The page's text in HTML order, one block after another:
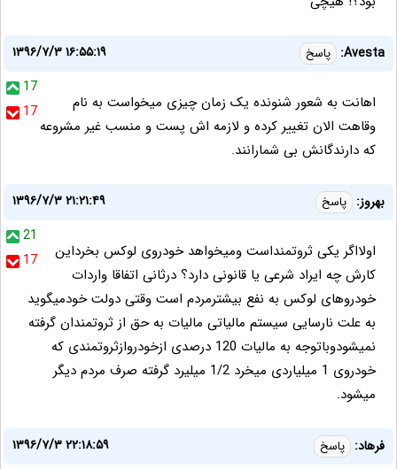
Avesta: پاسخ
۱۳۹۶/۷/۳ ۱۶:۵۵:۱۹
17
17
اهانت به شعور شنونده یک زمان چیزی میخواست به نام
وقاهت الان تغییر کرده و لازمه اش پست و منسب غیر مشروعه
که دارندگانش بی شمارانند.
بهروز: پاسخ
۱۳۹۶/۷/۳ ۲۱:۲۱:۴۹
21
17
اولااگر یکی ثروتمنداست ومیخواهد خودروی لوکس بخرداین
کارش چه ایراد شرعی یا قانونی دارد؟ درثانی اتفاقا واردات
خودروهای لوکس به نفع بیشترمردم است وقتی دولت خودمیگوید
به علت نارسایی سیستم مالیاتی مالیات به حق از ثروتمندان گرفته
نمیشودوباتوجه به مالیات 120 درصدی ازخودروازثروتمندی که
خودروی 1 میلیاردی میخرد 1/2 میلیرد گرفته صرف مردم دیگر
میشود.
فرهاد: پاسخ
۱۳۹۶/۷/۳ ۲۲:۱۸:۵۹